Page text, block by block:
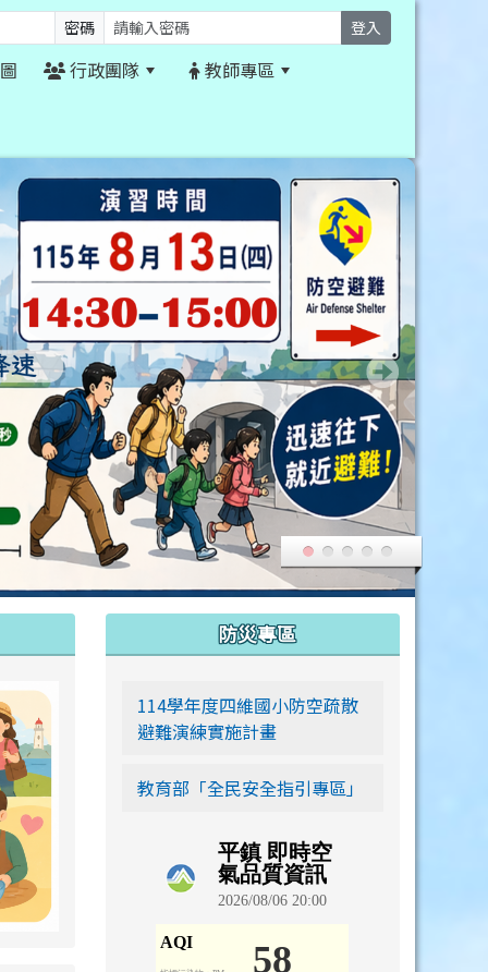
密碼 登入
行政團隊
教師專區
link to https://siwei-family.work-
防災專區
114學年度四維國小防空疏散
避難演練實施計畫
教育部「全民安全指引專區」